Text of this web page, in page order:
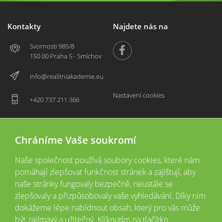
Kontakty
Svornosti 985/8
150 00 Praha 5 - Smíchov
info@realitniakademie.eu
+420 737 211 366
Najdete nás na
Nastavení cookies
2026 © CopyrightVšechna práva vyhrazena
Tyto webové stránky jsou provozovány společností Realitní akademie České
Chráníme Vaše soukromí
Naše společnost používá soubory cookies, které nám
pomáhají zlepšovat funkčnost stránek a zajištují, aby
naše stránky fungovaly bezpečně, neustále se
zlepšovaly a přizpůsobovaly vaše vyhledávání. Díky nim
dokážeme lépe nabídnout obsah, který pro vás může
být zajímavý a užitečný. Kliknutím na tlačítko